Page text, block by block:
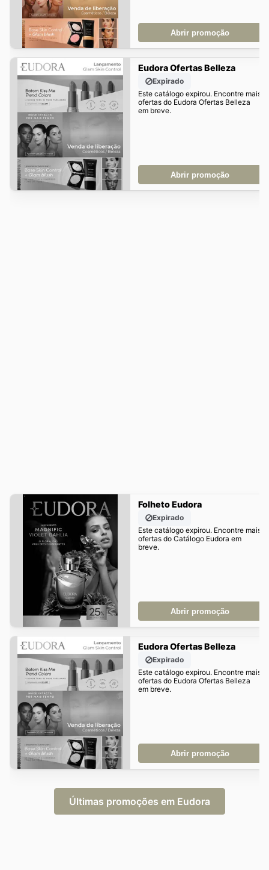
Abrir promoção
Eudora Ofertas Belleza
Expirado
Este catálogo expirou. Encontre mais
ofertas do Eudora Ofertas Belleza
em breve.
Abrir promoção
Folheto Eudora
Expirado
Este catálogo expirou. Encontre mais
ofertas do Catálogo Eudora em
breve.
Abrir promoção
Eudora Ofertas Belleza
Expirado
Este catálogo expirou. Encontre mais
ofertas do Eudora Ofertas Belleza
em breve.
Abrir promoção
Últimas promoções em Eudora